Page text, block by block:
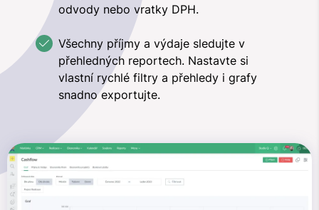
odvody nebo vratky DPH.
Všechny příjmy a výdaje sledujte v
přehledných reportech. Nastavte si
vlastní rychlé filtry a přehledy i grafy
snadno exportujte.